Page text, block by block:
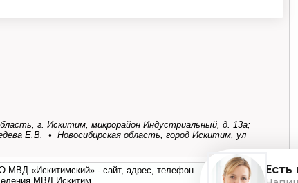
г. Искитим, микрорайон Индустриальный, д. 13а;
Е.В. • Новосибирская область, город Искитим, ул
МВД «Искитимский» - сайт, адрес, телефон
МВД Искитим